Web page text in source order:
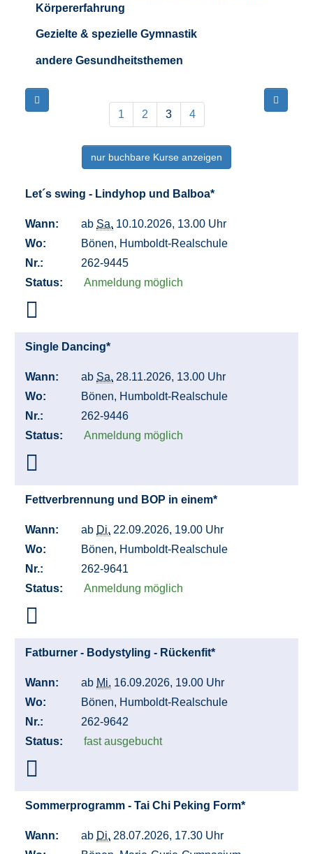
Körpererfahrung
Gezielte & spezielle Gymnastik
andere Gesundheitsthemen
Seite
3
blättern
1 2 3 4
nur buchbare Kurse anzeigen
Let´s swing - Lindyhop und Balboa*
Wann: ab Sa. 10.10.2026, 13.00 Uhr
Wo:
Bönen, Humboldt-Realschule
Nr.:
262-9445
Status:
Anmeldung möglich
Single Dancing*
Wann: ab Sa. 28.11.2026, 13.00 Uhr
Wo:
Bönen, Humboldt-Realschule
Nr.:
262-9446
Status:
Anmeldung möglich
Fettverbrennung und BOP in einem*
Wann: ab Di. 22.09.2026, 19.00 Uhr
Wo:
Bönen, Humboldt-Realschule
Nr.:
262-9641
Status:
Anmeldung möglich
Fatburner - Bodystyling - Rückenfit*
Wann: ab Mi. 16.09.2026, 19.00 Uhr
Wo:
Bönen, Humboldt-Realschule
Nr.:
262-9642
Status:
fast ausgebucht
Sommerprogramm - Tai Chi Peking Form*
Wann: ab Di. 28.07.2026, 17.30 Uhr